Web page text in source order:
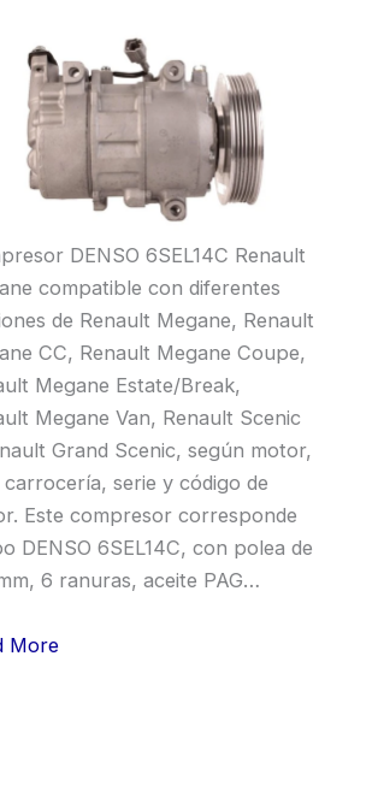
DENSO 6SEL14C Renault
compatible con diferentes
de Renault Megane, Renault
CC, Renault Megane Coupe,
Megane Estate/Break,
Megane Van, Renault Scenic
Grand Scenic, según motor,
serie y código de
Este compresor corresponde
DENSO 6SEL14C, con polea de
6 ranuras, aceite PAG…
More